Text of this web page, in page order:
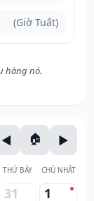
(Giờ Tuất)
hàng nó.
THỨ BẢY CHỦ NHẬT
31 1